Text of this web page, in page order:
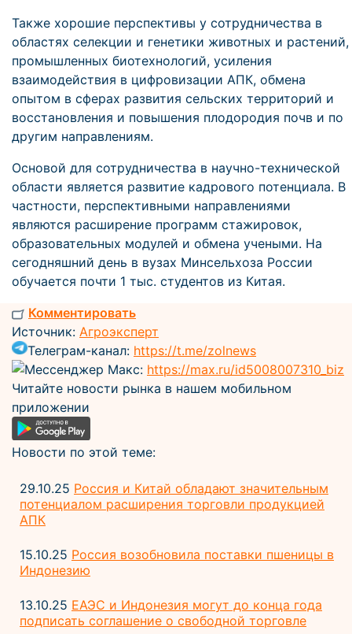
Также хорошие перспективы у сотрудничества в
областях селекции и генетики животных и растений,
промышленных биотехнологий, усиления
взаимодействия в цифровизации АПК, обмена
опытом в сферах развития сельских территорий и
восстановления и повышения плодородия почв и по
другим направлениям.
Основой для сотрудничества в научно-технической
области является развитие кадрового потенциала. В
частности, перспективными направлениями
являются расширение программ стажировок,
образовательных модулей и обмена учеными. На
сегодняшний день в вузах Минсельхоза России
обучается почти 1 тыс. студентов из Китая.
Комментировать
Источник: Агроэксперт
Телеграм-канал: https://t.me/zolnews
Мессенджер Макс: https://max.ru/id5008007310_biz
Читайте новости рынка в нашем мобильном
приложении
Новости по этой теме:
29.10.25 Россия и Китай обладают значительным
потенциалом расширения торговли продукцией
АПК
15.10.25 Россия возобновила поставки пшеницы в
Индонезию
13.10.25 ЕАЭС и Индонезия могут до конца года
подписать соглашение о свободной торговле